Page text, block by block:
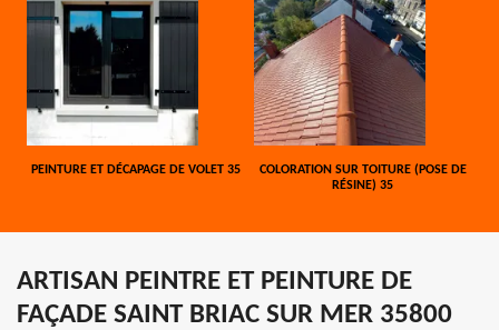
PEINTURE ET DÉCAPAGE DE VOLET 35
COLORATION SUR TOITURE (POSE DE
RÉSINE) 35
ARTISAN PEINTRE ET PEINTURE DE
FAÇADE SAINT BRIAC SUR MER 35800